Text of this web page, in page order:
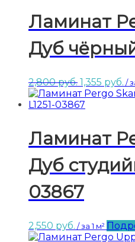
Ламинат
Дуб
2,800руб.
цена
составляла
1,355 руб. /
Ламинат
Дуб
03867
2,550 руб. / за 1 м²